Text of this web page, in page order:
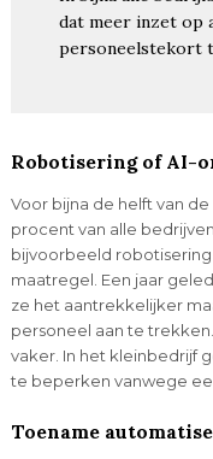
dat meer inzet op
personeelstekort
Robotisering of AI-
Voor bijna de helft van
procent van alle
bijvoorbeeld
maatregel. Een jaar
ze het aantrekkelijker
personeel aan te
vaker. In het kleinbedrijf
te beperken vanwege
Toename